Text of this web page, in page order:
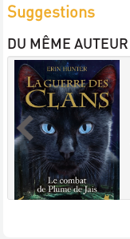
Suggestions
DU MÊME AUTEUR